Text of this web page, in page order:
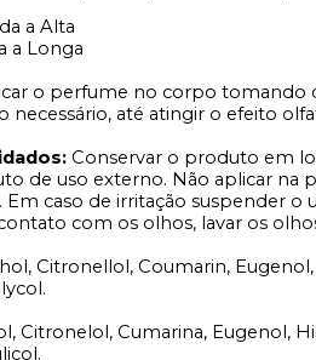
a Alta
a Longa
o perfume no corpo tomando
necessário, até atingir o efeito
Conservar o produto em
de uso externo. Não aplicar na
Em caso de irritação suspender
com os olhos, lavar os
Citronellol, Coumarin,
Citronelol, Cumarina, Eugenol,